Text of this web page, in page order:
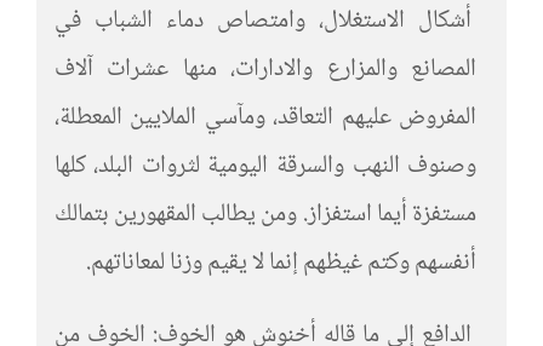
أشكال الاستغلال، وامتصاص دماء الشباب في
المصانع والمزارع والادارات، منها عشرات آلاف
المفروض عليهم التعاقد، ومآسي الملايين المعطلة،
وصنوف النهب والسرقة اليومية لثروات البلد، كلها
مستفزة أيما استفزاز. ومن يطالب المقهورين بتمالك
أنفسهم وكتم غيظهم إنما لا يقيم وزنا لمعاناتهم.
الدافع إلى ما قاله أخنوش هو الخوف: الخوف من